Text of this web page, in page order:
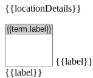
{{locationDetails}}
{{label}}
{{label}}